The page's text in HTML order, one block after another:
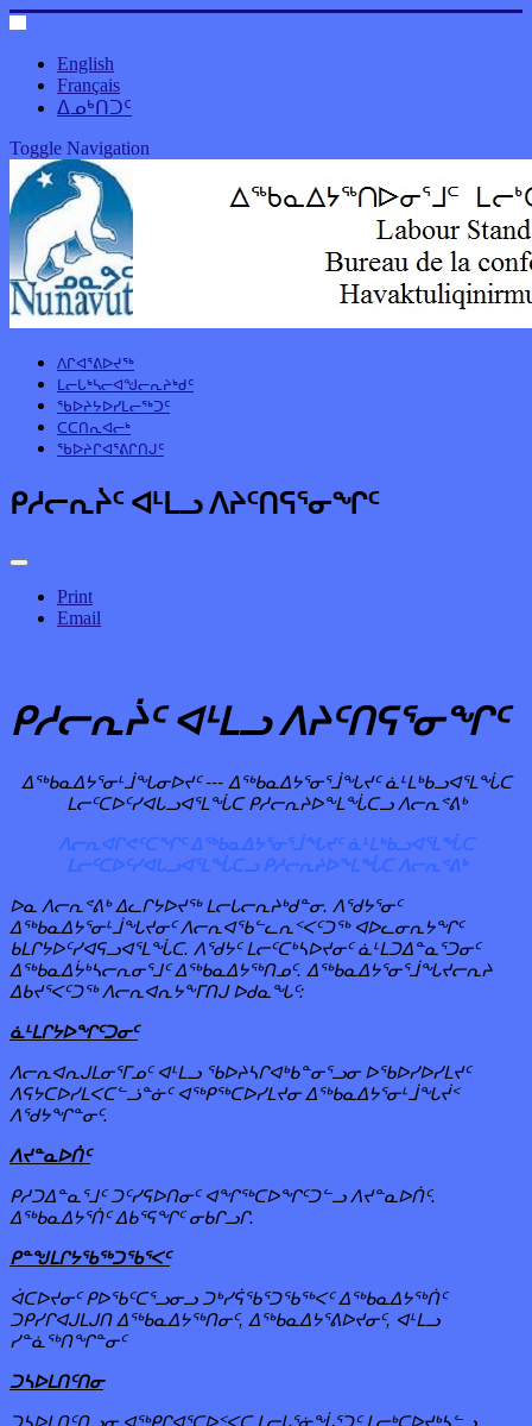
English
Français
ᐃᓄᒃᑎᑐᑦ
Toggle Navigation
ᐱᒋᐊᕐᕕᐅᔪᖅ
ᒪᓕᒐᒃᓴᓕᐊᖑᓕᕆᔨᒃᑯᑦ
ᖃᐅᔨᔭᐅᓯᒪᓕᖅᑐᑦ
ᑕᑕᑎᕆᐊᓕᒃ
ᖃᐅᔨᒋᐊᕐᕕᒋᑎᒍᑦ
ᑭᓱᓕᕆᔩᑦ ᐊᒻᒪᓗ ᐱᔨᑦᑎᕋᕐᓂᖏᑦ
Print
Email
ᑭᓱᓕᕆᔩᑦ ᐊᒻᒪᓗ ᐱᔨᑦᑎᕋᕐᓂᖏᑦ
ᐃᖅᑲᓇᐃᔭᕐᓂᒻᒨᖓᓂᐅᔪᑦ --- ᐃᖅᑲᓇᐃᔭᕐᓂᕐᒨᖓᔪᑦ ᓈᒻᒪᒃᑲᓗᐊᕐᒪᖔᑕ
ᒪᓕᑦᑕᐅᑦᓯᐊᒐᓗᐊᕐᒪᖔᑕ ᑭᓱᓕᕆᔨᐅᖕᒪᖔᑕᓗ ᐱᓕᕆᕝᕕᒃ
ᐱᓕᕆᐊᒋᕙᑦᑕᖏᑦ ᐃᖅᑲᓇᐃᔭᕐᓂᕐᒨᖓᔪᑦ ᓈᒻᒪᒃᑲᓗᐊᕐᒪᖔᑕ
ᒪᓕᑦᑕᐅᑦᓯᐊᒐᓗᐊᕐᒪᖔᑕᓗ ᑭᓱᓕᕆᔨᐅᖕᒪᖔᑕ ᐱᓕᕆᕝᕕᒃ
ᐅᓇ ᐱᓕᕆᕝᕕᒃ ᐃᓚᒋᔭᐅᔪᖅ ᒪᓕᒐᓕᕆᔨᒃᑯᓐᓂ. ᐱᖁᔭᕐᓂᑦ
ᐃᖅᑲᓇᐃᔭᕐᓂᒻᒨᖓᔪᓂᑦ ᐱᓕᕆᐊᖃᓪᓚᕆᑉᐸᑦᑐᖅ ᐊᐅᓚᓂᕆᔭᖏᑦ
ᑲᒪᒋᔭᐅᑦᓯᐊᕋᓗᐊᕐᒪᖔᑕ. ᐱᖁᔭᑦ ᒪᓕᑦᑕᒃᓴᐅᔪᓂᑦ ᓈᒻᒪᑐᐃᓐᓇᕐᑐᓂᑦ
ᐃᖅᑲᓇᐃᔮᒃᓴᓕᕆᓂᕐᒧᑦ ᐃᖅᑲᓇᐃᔭᖅᑎᓄᑦ. ᐃᖅᑲᓇᐃᔭᕐᓂᕐᒨᖓᔪᓕᕆᔨ
ᐃᑲᔪᕐᐸᑦᑐᖅ ᐱᓕᕆᐊᕆᔭᖕᒥᑎᒍ ᐅᑯᓇᖓᑦ:
ᓈᒻᒪᒋᔭᐅᖏᑦᑐᓂᑦ
ᐱᓕᕆᐊᕆᒍᒪᓂᕐᒥᓄᑦ ᐊᒻᒪᓗ ᖃᐅᔨᓴᒋᐊᒃᑲᓐᓂᕐᓗᓂ ᐅᖃᐅᓯᐅᓯᒪᔪᑦ
ᐱᕋᔭᑕᐅᓯᒪᐸᑕᓪᓘᓐᓃᑦ ᐊᖅᑭᖅᑕᐅᓯᒪᔪᓂ ᐃᖅᑲᓇᐃᔭᕐᓂᒻᒨᖓᔫᑉ
ᐱᖁᔭᖏᓐᓂᑦ.
ᐱᔪᓐᓇᐅᑏᑦ
ᑭᓱᑐᐃᓐᓇᕐᒧᑦ ᑐᑦᓯᕋᐅᑎᓂᑦ ᐊᖏᖅᑕᐅᖏᑦᑐᓪᓗ ᐱᔪᓐᓇᐅᑏᑦ.
ᐃᖅᑲᓇᐃᔭᕐᑏᑦ ᐃᑲᕐᕋᖏᑦ ᓂᑲᒋᓗᒋ.
ᑭᓐᖑᒪᒋᔭᖃᖅᑐᖃᕐᐸᑦ
ᐋᑕᐅᔪᓂᑦ ᑭᐅᖃᑦᑕᕐᓗᓂᓗ ᑐᒃᓯᕌᖃᕐᑐᖃᖅᐸᑦ ᐃᖅᑲᓇᐃᔭᖅᑏᑦ
ᑐᑭᓯᒋᐊᒍᒪᒍᑎ ᐃᖅᑲᓇᐃᔭᖅᑎᓂᑦ, ᐃᖅᑲᓇᐃᔭᕐᕕᐅᔪᓂᑦ, ᐊᒻᒪᓗ
ᓯᓐᓈᖅᑎᖏᓐᓂᑦ
ᑐᓴᐅᒪᑎᑦᑎᓂ
ᑐᓴᐅᒪᑎᑦᑎᓗᓂ ᐊᖅᑭᒋᐊᕐᑕᐅᑉᐸᑕ ᒪᓕᒐᕐᓃᖔᕐᑐᑦ ᒪᓕᒃᑕᐅᔪᒃᓴᓪᓗ